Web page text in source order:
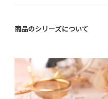
商品のシリーズについて